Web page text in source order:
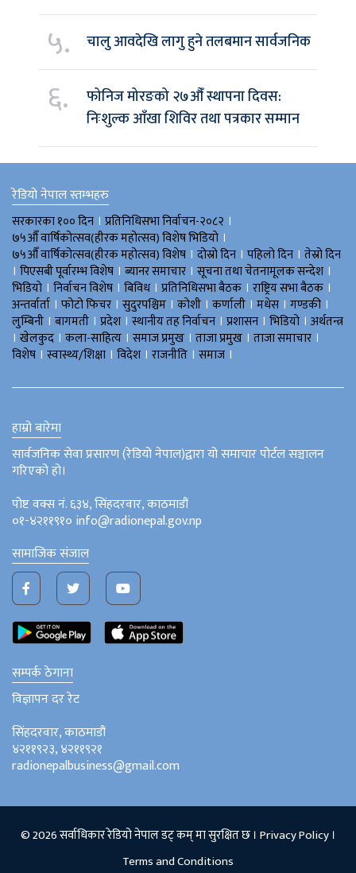
५. चालु आवदेखि लागु हुने तलबमान सार्वजनिक
६.
फोनिज मोरङको २७औँ स्थापना दिवस:
निःशुल्क आँखा शिविर तथा पत्रकार सम्मान
रेडियो नेपाल स्तम्भहरु
सरकारका १०० दिन । प्रतिनिधिसभा निर्वाचन-२०८२ ।
७५औँ वार्षिकोत्सव(हीरक महोत्सव) विशेष भिडियाे ।
७५औँ वार्षिकोत्सव(हीरक महोत्सव) विशेष । दोस्रो दिन । पहिलो दिन । तेस्रो दिन
। पिएसबी पूर्वारम्भ विशेष । ब्यानर समाचार । सूचना तथा चेतनामूलक सन्देश ।
भिडियाे । निर्वाचन विशेष । बिविध। प्रतिनिधिसभा बैठक । राष्ट्रिय सभा बैठक ।
अन्तर्वार्ता । फोटो फिचर । सुदुरपश्चिम । काेशी । कर्णाली । मधेस । गण्डकी ।
लुम्बिनी । बागमती । प्रदेश । स्थानीय तह निर्वाचन । प्रशासन । भिडियो । अर्थतन्त्र
। खेलकुद । कला-साहित्य । समाज प्रमुख । ताजा प्रमुख । ताजा समाचार ।
विशेष । स्वास्थ्य/शिक्षा । विदेश । राजनीति । समाज ।
हाम्रो बारेमा
सार्वजनिक सेवा प्रसारण (रेडियो नेपाल)द्वारा यो समाचार पोर्टल सञ्चालन
गरिएको हो।
पोष्ट वक्स नं. ६३४, सिंहदरवार, काठमाडौं
०१-४२११९१० info@radionepal.gov.np
सामाजिक संजाल
सम्पर्क ठेगाना
विज्ञापन दर रेट
सिंहदरवार, काठमाडौं
४२११९२३, ४२११९२१
radionepalbusiness@gmail.com
© 2026 सर्वाधिकार रेडियो नेपाल डट् कम् मा सुरक्षित छ । Privacy Policy।
Terms and Conditions